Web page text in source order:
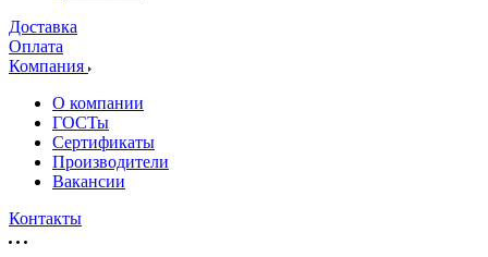
Доставка
Оплата
Компания
О компании
ГОСТы
Сертификаты
Производители
Вакансии
Контакты